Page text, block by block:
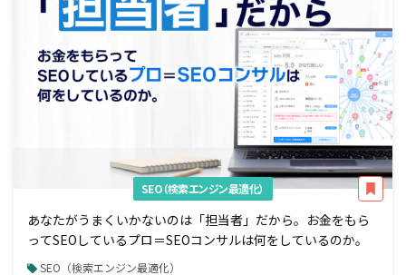
SEO（検索エンジン最適化）
あなたがうまくいかないのは「担当者」だから。お金をもら
ってSEOしているプロ＝SEOコンサルは何をしているのか。
SEO（検索エンジン最適化）